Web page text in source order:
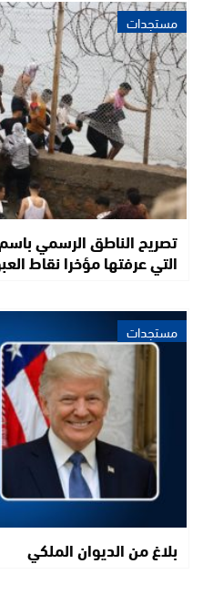
مستجدات
تصريح الناطق الرسمي
التي عرفتها مؤخرا نقاط
مستجدات
بلاغ من الديوان الملكي